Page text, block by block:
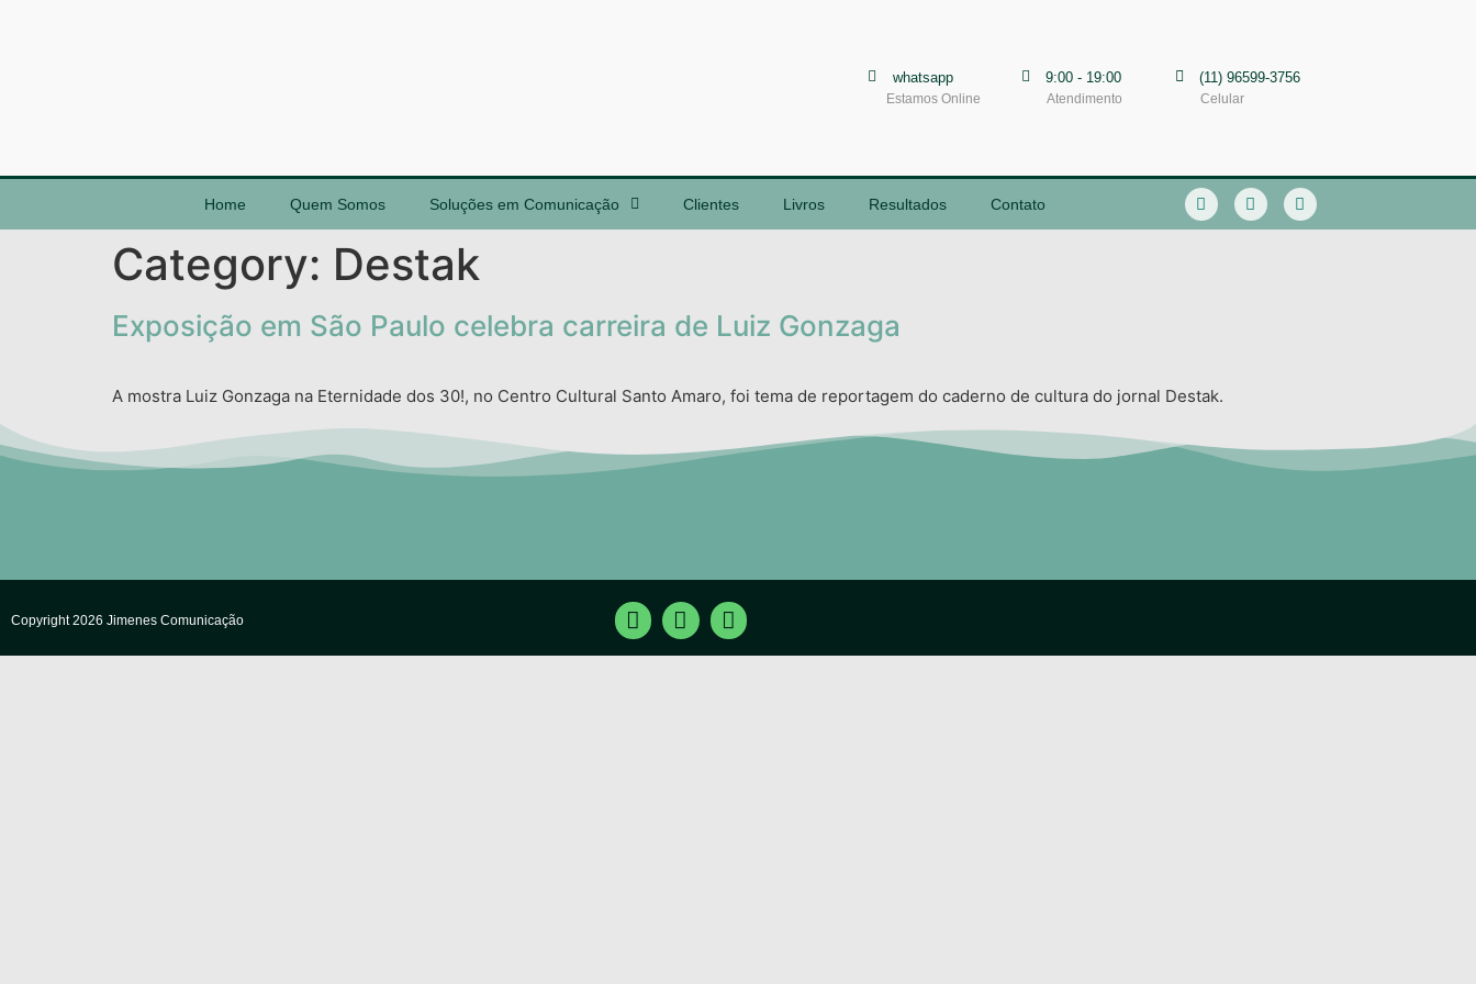
whatsapp
Estamos Online
9:00 - 19:00
Atendimento
(11) 96599-3756
Celular
Home Quem Somos Soluções em Comunicação Clientes Livros Resultados Contato
Category: Destak
Exposição em São Paulo celebra carreira de Luiz Gonzaga
A mostra Luiz Gonzaga na Eternidade dos 30!, no Centro Cultural Santo Amaro, foi tema de reportagem do caderno de cultura do jornal Destak.
Copyright 2026 Jimenes Comunicação